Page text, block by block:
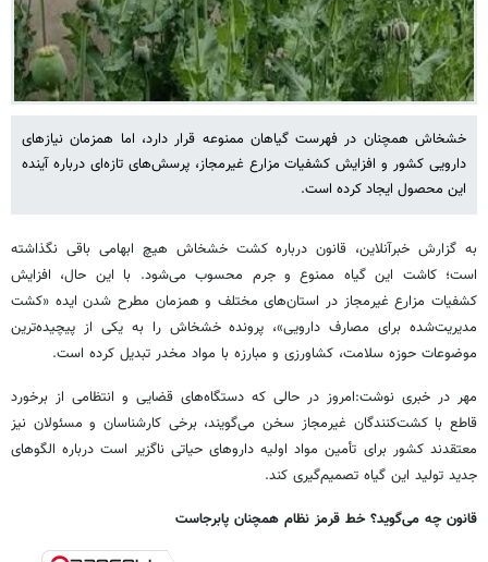
خشخاش همچنان در فهرست گیاهان ممنوعه قرار دارد، اما همزمان نیازهای
دارویی کشور و افزایش کشفیات مزارع غیرمجاز، پرسش‌های تازه‌ای درباره آینده
این محصول ایجاد کرده است.
به گزارش خبرآنلاین، قانون درباره کشت خشخاش هیچ ابهامی باقی نگذاشته
است؛ کاشت این گیاه ممنوع و جرم محسوب می‌شود. با این حال، افزایش
کشفیات مزارع غیرمجاز در استان‌های مختلف و همزمان مطرح شدن ایده «کشت
مدیریت‌شده برای مصارف دارویی»، پرونده خشخاش را به یکی از پیچیده‌ترین
موضوعات حوزه سلامت، کشاورزی و مبارزه با مواد مخدر تبدیل کرده است.
مهر در خبری نوشت:امروز در حالی که دستگاه‌های قضایی و انتظامی از برخورد
قاطع با کشت‌کنندگان غیرمجاز سخن می‌گویند، برخی کارشناسان و مسئولان نیز
معتقدند کشور برای تأمین مواد اولیه داروهای حیاتی ناگزیر است درباره الگوهای
جدید تولید این گیاه تصمیم‌گیری کند.
قانون چه می‌گوید؟ خط قرمز نظام همچنان پابرجاست